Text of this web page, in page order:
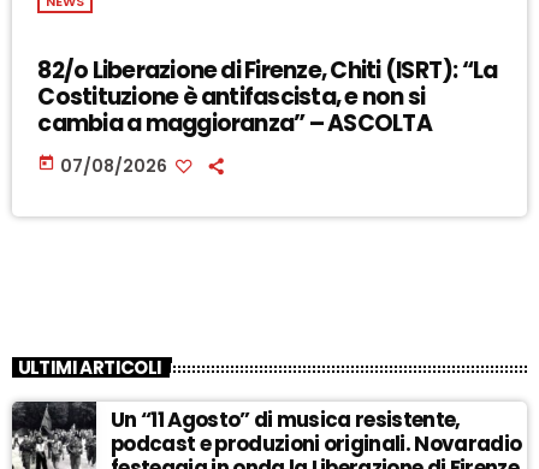
82/o Liberazione di Firenze, Chiti (ISRT): “La
Costituzione è antifascista, e non si
cambia a maggioranza” – ASCOLTA
today 07/08/2026
ULTIMI ARTICOLI
Un “11 Agosto” di musica resistente,
podcast e produzioni originali. Novaradio